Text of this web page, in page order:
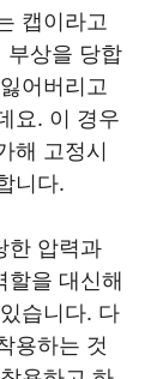
캡이라고
부상을 당합
어버리고
요. 이 경우
해 고정시
니다.
한 압력과
할을 대신해
습니다. 다
용하는 것